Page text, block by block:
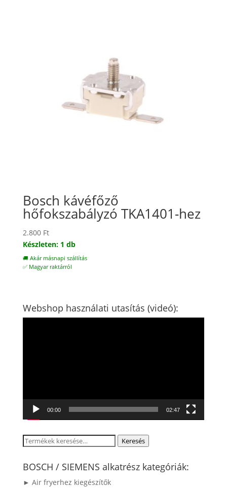
Bosch kávéfőző
hőfokszabályzó TKA1401-hez
2.800 Ft
Készleten: 1 db
🚚 Akár másnapi szállítás
✅ Magyar raktárról
Webshop használati utasítás (videó):
00:00 02:47
Keresés
következőre:
Keresés
BOSCH / SIEMENS alkatrész kategóriák:
► Air fryerhez kiegészítők